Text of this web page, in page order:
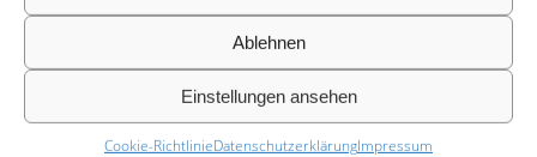
Ablehnen
Einstellungen ansehen
Cookie-RichtlinieDatenschutzerklärungImpressum
Nachname*